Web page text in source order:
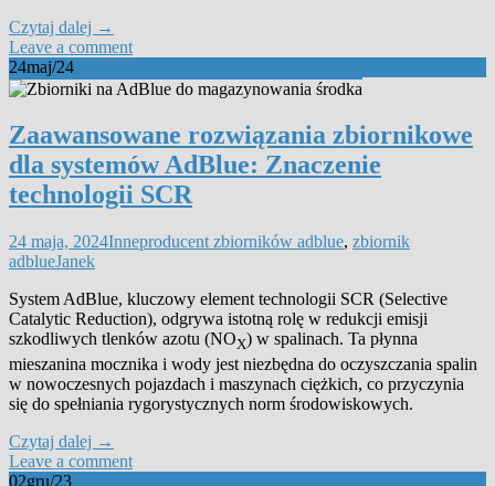
Czytaj dalej →
Leave a comment
24maj/24
Zaawansowane rozwiązania zbiornikowe
dla systemów AdBlue: Znaczenie
technologii SCR
24 maja, 2024Inneproducent zbiorników adblue, zbiornik
adblueJanek
System AdBlue, kluczowy element technologii SCR (Selective
Catalytic Reduction), odgrywa istotną rolę w redukcji emisji
szkodliwych tlenków azotu (NOX) w spalinach. Ta płynna
mieszanina mocznika i wody jest niezbędna do oczyszczania spalin
w nowoczesnych pojazdach i maszynach ciężkich, co przyczynia
się do spełniania rygorystycznych norm środowiskowych.
Czytaj dalej →
Leave a comment
02gru/23